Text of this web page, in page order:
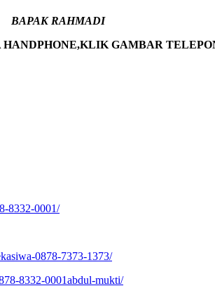
BAPAK RAHMADI
HANDPHONE,KLIK GAMBAR
8332-0001/
0878-7373-1373/
8332-0001abdul-mukti/